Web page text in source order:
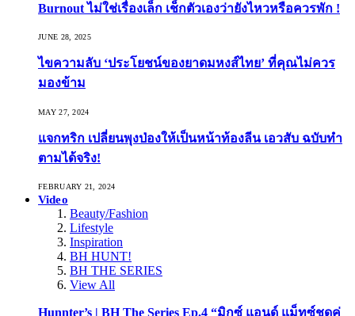
Burnout ไม่ใช่เรื่องเล็ก เช็กตัวเองว่ายังไหวหรือควรพัก !
JUNE 28, 2025
ไขความลับ ‘ประโยชน์ของยาดมหงส์ไทย’ ที่คุณไม่ควร
มองข้าม
MAY 27, 2024
แจกทริก เปลี่ยนพุงป่องให้เป็นหน้าท้องลีน เอวสับ ฉบับทำ
ตามได้จริง!
FEBRUARY 21, 2024
Video
Beauty/Fashion
Lifestyle
Inspiration
BH HUNT!
BH THE SERIES
View All
Hunnter’s | BH The Series Ep.4 “มิกซ์ แอนด์ แม็ทซ์ชุดคู่